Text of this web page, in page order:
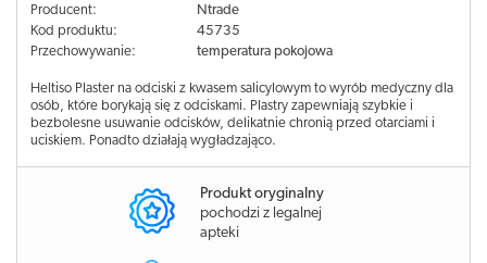
Producent:
Ntrade
Kod produktu:
45735
Przechowywanie:
temperatura pokojowa
Heltiso Plaster na odciski z kwasem salicylowym to wyrób medyczny dla
osób, które borykają się z odciskami. Plastry zapewniają szybkie i
bezbolesne usuwanie odcisków, delikatnie chronią przed otarciami i
uciskiem. Ponadto działają wygładzająco.
Produkt oryginalny
pochodzi z legalnej
apteki